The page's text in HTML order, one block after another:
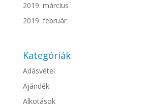
2019. március
2019. február
Kategóriák
Adásvétel
Ajándék
Alkotások